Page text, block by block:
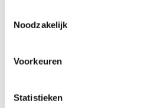
Noodzakelijk
Voorkeuren
Statistieken
Haarlem heeft genoeg te
- De Grote Markt